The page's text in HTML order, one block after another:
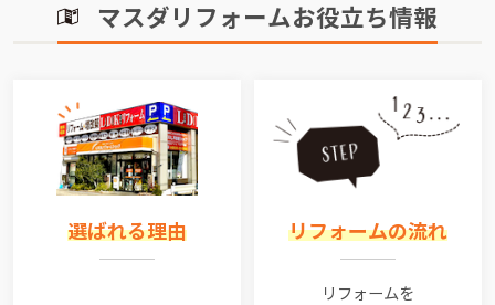
マスダリフォームお役立ち情報
選ばれる理由 リフォームの流れ
リフォームを